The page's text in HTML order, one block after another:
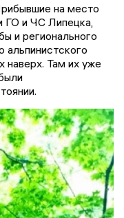
на место
ГО и ЧС Липецка,
и регионального
наверх. Там их уже